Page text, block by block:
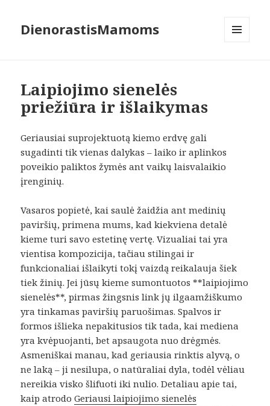
DienorastisMamoms
Laipiojimo sienelės
priežiūra ir išlaikymas
Geriausiai suprojektuotą kiemo erdvę gali
sugadinti tik vienas dalykas – laiko ir aplinkos
poveikio paliktos žymės ant vaikų laisvalaikio
įrenginių.
Vasaros popietė, kai saulė žaidžia ant medinių
paviršių, primena mums, kad kiekviena detalė
kieme turi savo estetinę vertę. Vizualiai tai yra
vientisa kompozicija, tačiau stilingai ir
funkcionaliai išlaikyti tokį vaizdą reikalauja šiek
tiek žinių. Jei jūsų kieme sumontuotos **laipiojimo
sienelės**, pirmas žingsnis link jų ilgaamžiškumo
yra tinkamas paviršių paruošimas. Spalvos ir
formos išlieka nepakitusios tik tada, kai mediena
yra kvėpuojanti, bet apsaugota nuo drėgmės.
Asmeniškai manau, kad geriausia rinktis alyvą, o
ne laką – ji nesilupa, o natūraliai dyla, todėl vėliau
nereikia visko šlifuoti iki nulio. Detaliau apie tai,
kaip atrodoGeriausi laipiojimo sienelės